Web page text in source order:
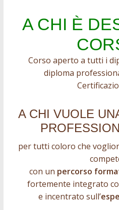
A CHI È
Corso aperto a tutti i
diploma
A CHI VUOLE
per tutti coloro che
con un percorso
fortemente integrato
e incentrato sull’